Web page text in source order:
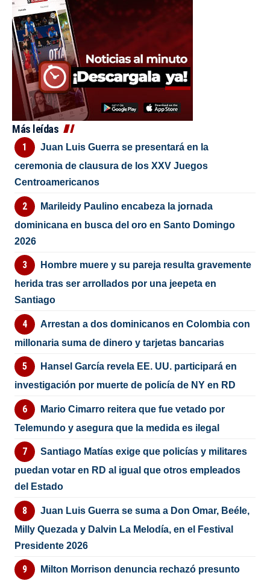
Más leídas
Juan Luis Guerra se presentará en la
ceremonia de clausura de los XXV Juegos
Centroamericanos
Marileidy Paulino encabeza la jornada
dominicana en busca del oro en Santo Domingo
2026
Hombre muere y su pareja resulta gravemente
herida tras ser arrollados por una jeepeta en
Santiago
Arrestan a dos dominicanos en Colombia con
millonaria suma de dinero y tarjetas bancarias
Hansel García revela EE. UU. participará en
investigación por muerte de policía de NY en RD
Mario Cimarro reitera que fue vetado por
Telemundo y asegura que la medida es ilegal
Santiago Matías exige que policías y militares
puedan votar en RD al igual que otros empleados
del Estado
Juan Luis Guerra se suma a Don Omar, Beéle,
Milly Quezada y Dalvin La Melodía, en el Festival
Presidente 2026
Milton Morrison denuncia rechazó presunto